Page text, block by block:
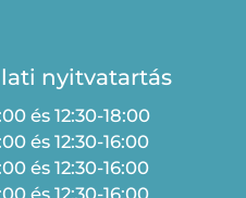
nyitvatartás
és 12:30-18:00
és 12:30-16:00
és 12:30-16:00
és 12:30-16:00